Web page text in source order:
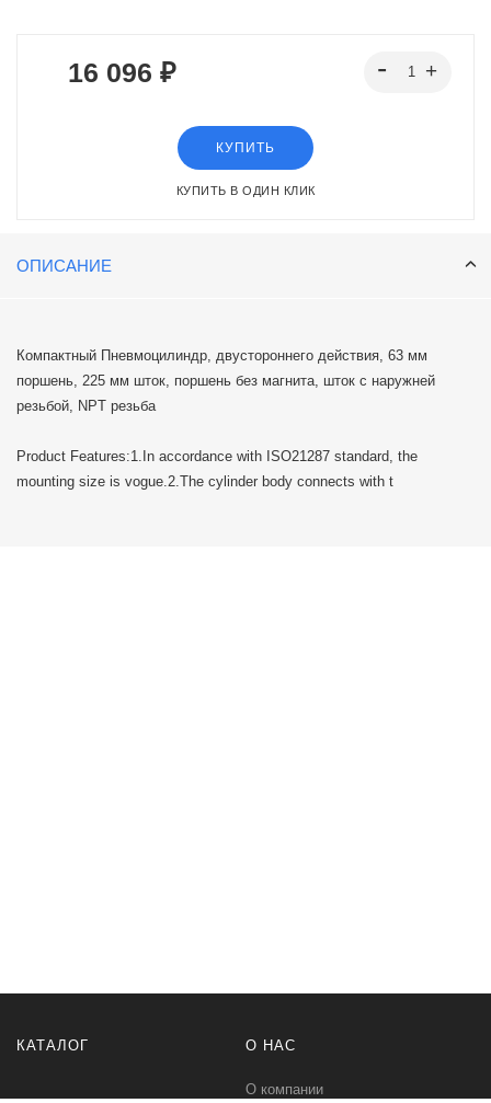
16 096 ₽
КУПИТЬ
КУПИТЬ В ОДИН КЛИК
ОПИСАНИЕ
Компактный Пневмоцилиндр, двустороннего действия, 63 мм
поршень, 225 мм шток, поршень без магнита, шток с наружней
резьбой, NPT резьба
Product Features:1.In accordance with ISO21287 standard, the
mounting size is vogue.2.The cylinder body connects with t
КАТАЛОГ О НАС
О компании